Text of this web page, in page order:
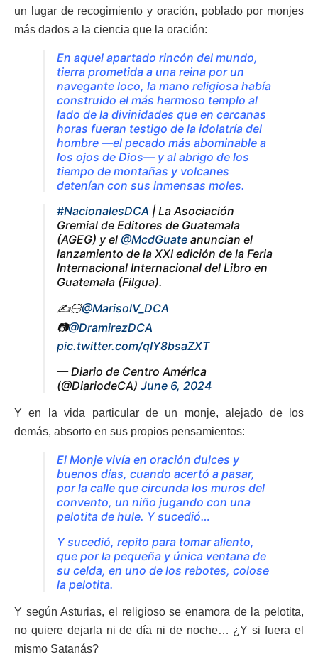
un lugar de recogimiento y oración, poblado por monjes
más dados a la ciencia que la oración:
En aquel apartado rincón del mundo,
tierra prometida a una reina por un
navegante loco, la mano religiosa había
construido el más hermoso templo al
lado de la divinidades que en cercanas
horas fueran testigo de la idolatría del
hombre —el pecado más abominable a
los ojos de Dios— y al abrigo de los
tiempo de montañas y volcanes
detenían con sus inmensas moles.
#NacionalesDCA | La Asociación
Gremial de Editores de Guatemala
(AGEG) y el @McdGuate anuncian el
lanzamiento de la XXI edición de la Feria
Internacional Internacional del Libro en
Guatemala (Filgua).
✍️🏻@MarisolV_DCA
📷@DramirezDCA
pic.twitter.com/qIY8bsaZXT
— Diario de Centro América
(@DiariodeCA) June 6, 2024
Y en la vida particular de un monje, alejado de los
demás, absorto en sus propios pensamientos:
El Monje vivía en oración dulces y
buenos días, cuando acertó a pasar,
por la calle que circunda los muros del
convento, un niño jugando con una
pelotita de hule. Y sucedió…
Y sucedió, repito para tomar aliento,
que por la pequeña y única ventana de
su celda, en uno de los rebotes, colose
la pelotita.
Y según Asturias, el religioso se enamora de la pelotita,
no quiere dejarla ni de día ni de noche… ¿Y si fuera el
mismo Satanás?